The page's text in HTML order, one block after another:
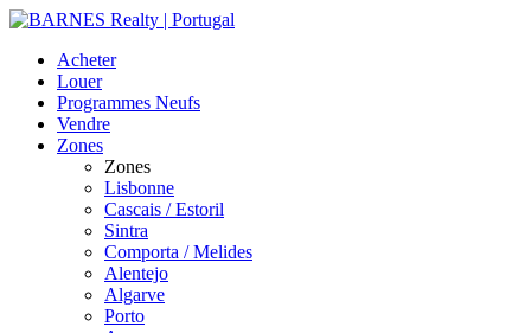
Acheter
Louer
Programmes Neufs
Vendre
Zones
Zones
Lisbonne
Cascais / Estoril
Sintra
Comporta / Melides
Alentejo
Algarve
Porto